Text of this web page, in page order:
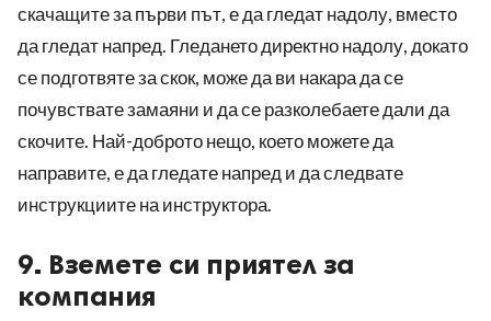
скачащите за първи път, е да гледат надолу, вместо
да гледат напред. Гледането директно надолу, докато
се подготвяте за скок, може да ви накара да се
почувствате замаяни и да се разколебаете дали да
скочите. Най-доброто нещо, което можете да
направите, е да гледате напред и да следвате
инструкциите на инструктора.
9. Вземете си приятел за
компания